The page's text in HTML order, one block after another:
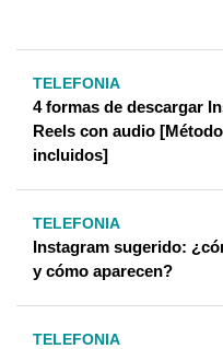
TELEFONIA
4 formas de descargar
Reels con audio
incluidos]
TELEFONIA
Instagram sugerido:
y cómo aparecen?
TELEFONIA